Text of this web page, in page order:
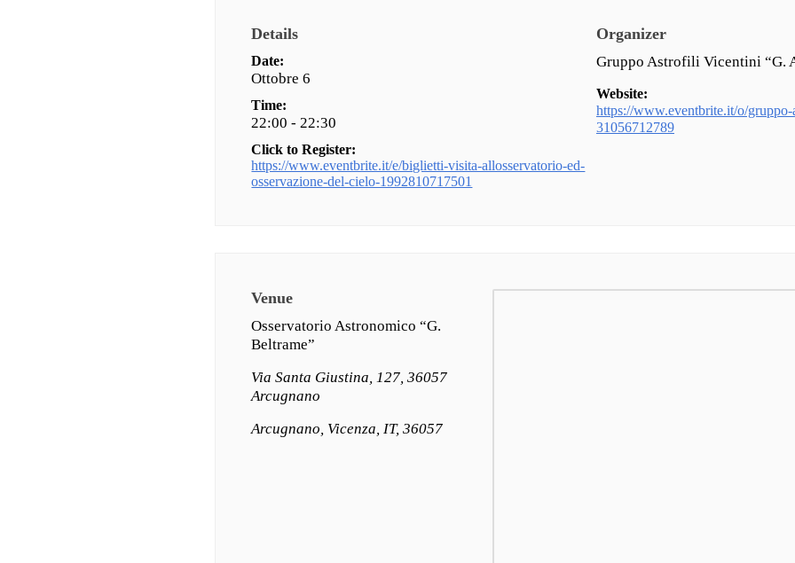
Details
Date:
Ottobre 6
Time:
22:00 - 22:30
Click to Register:
https://www.eventbrite.it/e/biglietti-visita-allosservatorio-ed-
osservazione-del-cielo-1992810717501
Organizer
Gruppo Astrofili Vicentini “G.
Website:
https://www.eventbrite.it/o/
31056712789
Venue
Osservatorio Astronomico “G.
Beltrame”
Via Santa Giustina, 127, 36057
Arcugnano
Arcugnano, Vicenza, IT, 36057